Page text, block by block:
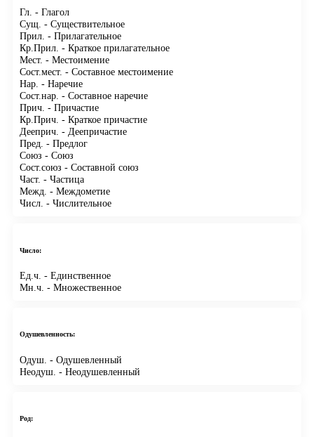
Гл. - Глагол
Сущ. - Существительное
Прил. - Прилагательное
Кр.Прил. - Краткое прилагательное
Мест. - Местоимение
Сост.мест. - Составное местоимение
Нар. - Наречие
Сост.нар. - Составное наречие
Прич. - Причастие
Кр.Прич. - Краткое причастие
Дееприч. - Деепричастие
Пред. - Предлог
Союз - Союз
Сост.союз - Составной союз
Част. - Частица
Межд. - Междометие
Числ. - Числительное
Число:
Ед.ч. - Единственное
Мн.ч. - Множественное
Одушевленность:
Одуш. - Одушевленный
Неодуш. - Неодушевленный
Род: